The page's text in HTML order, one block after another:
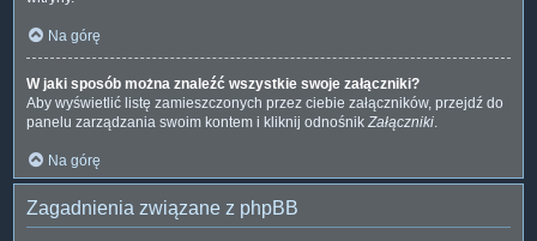
Na górę
W jaki sposób można znaleźć wszystkie swoje załączniki?
Aby wyświetlić listę zamieszczonych przez ciebie załączników, przejdź do
panelu zarządzania swoim kontem i kliknij odnośnik Załączniki.
Na górę
Zagadnienia związane z phpBB